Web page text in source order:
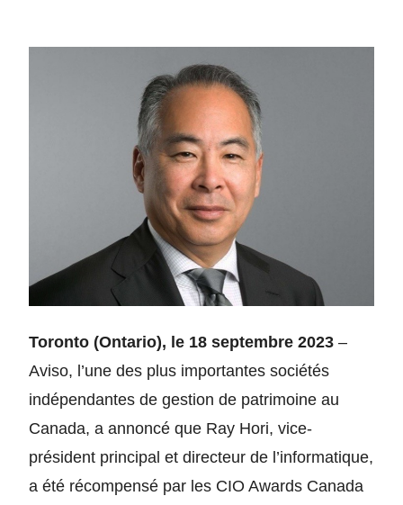
Toronto (Ontario), le 18 septembre 2023 –
Aviso, l’une des plus importantes sociétés
indépendantes de gestion de patrimoine au
Canada, a annoncé que Ray Hori, vice-
président principal et directeur de l’informatique,
a été récompensé par les CIO Awards Canada